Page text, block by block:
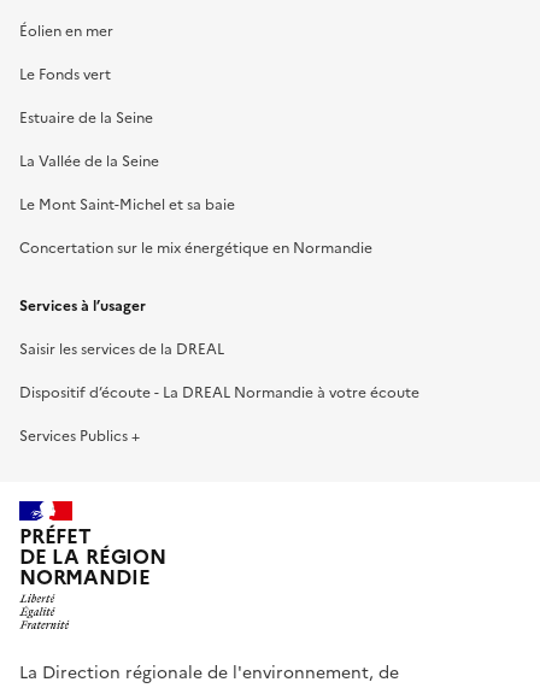
Éolien en mer
Le Fonds vert
Estuaire de la Seine
La Vallée de la Seine
Le Mont Saint-Michel et sa baie
Concertation sur le mix énergétique en Normandie
Services à l’usager
Saisir les services de la DREAL
Dispositif d’écoute - La DREAL Normandie à votre écoute
Services Publics +
PRÉFET
DE LA RÉGION
NORMANDIE
La Direction régionale de l'environnement, de